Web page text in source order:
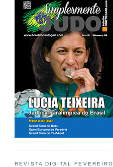
REVISTA DIGITAL FEVEREIRO